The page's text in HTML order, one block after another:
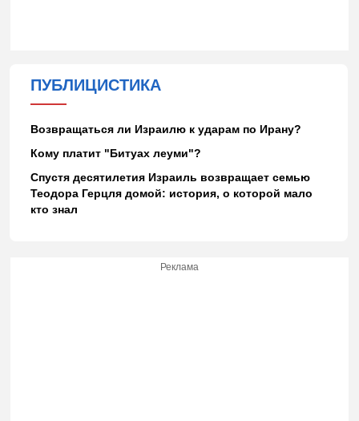
ПУБЛИЦИСТИКА
Возвращаться ли Израилю к ударам по Ирану?
Кому платит "Битуах леуми"?
Спустя десятилетия Израиль возвращает семью
Теодора Герцля домой: история, о которой мало
кто знал
Реклама